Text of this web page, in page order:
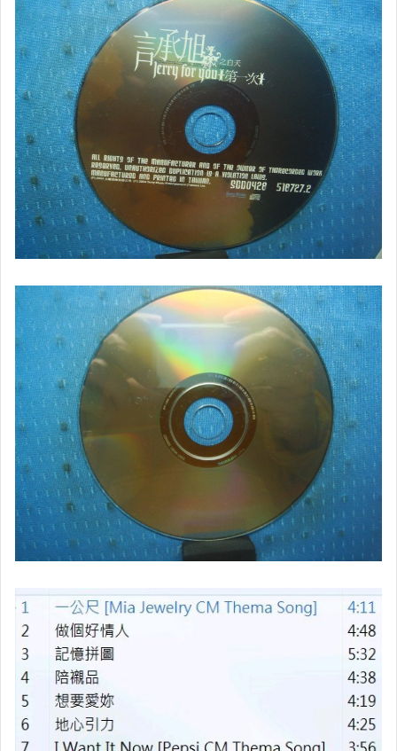
韓語光碟
西洋光碟
相聲國劇光碟
連續據 DVD光碟
電影電視電玩原聲帶
卡拉OK DVD光碟
卡拉OK VCD光碟
DVD演唱會光碟
DVD電影光碟
原版卡帶
原版藍光遊戲光碟
PSP及其他原版遊戲光碟
藍光電影影片光碟
其他類光碟
XBOX遊戲光碟
旅遊書籍小說書刊
集郵
其它